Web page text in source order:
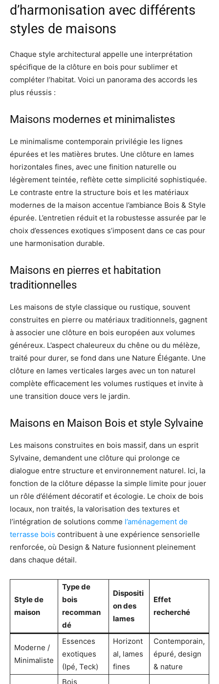
d’harmonisation avec différents
styles de maisons
Chaque style architectural appelle une interprétation
spécifique de la clôture en bois pour sublimer et
compléter l’habitat. Voici un panorama des accords les
plus réussis :
Maisons modernes et minimalistes
Le minimalisme contemporain privilégie les lignes
épurées et les matières brutes. Une clôture en lames
horizontales fines, avec une finition naturelle ou
légèrement teintée, reflète cette simplicité sophistiquée.
Le contraste entre la structure bois et les matériaux
modernes de la maison accentue l’ambiance Bois & Style
épurée. L’entretien réduit et la robustesse assurée par le
choix d’essences exotiques s’imposent dans ce cas pour
une harmonisation durable.
Maisons en pierres et habitation
traditionnelles
Les maisons de style classique ou rustique, souvent
construites en pierre ou matériaux traditionnels, gagnent
à associer une clôture en bois européen aux volumes
généreux. L’aspect chaleureux du chêne ou du mélèze,
traité pour durer, se fond dans une Nature Élégante. Une
clôture en lames verticales larges avec un ton naturel
complète efficacement les volumes rustiques et invite à
une transition douce vers le jardin.
Maisons en Maison Bois et style Sylvaine
Les maisons construites en bois massif, dans un esprit
Sylvaine, demandent une clôture qui prolonge ce
dialogue entre structure et environnement naturel. Ici, la
fonction de la clôture dépasse la simple limite pour jouer
un rôle d’élément décoratif et écologie. Le choix de bois
locaux, non traités, la valorisation des textures et
l’intégration de solutions comme l’aménagement de
terrasse bois contribuent à une expérience sensorielle
renforcée, où Design & Nature fusionnent pleinement
dans chaque détail.
Style de
maison
Type de
bois
recomman
dé
Dispositi
on des
lames
Effet
recherché
Moderne /
Minimaliste
Essences
exotiques
(Ipé, Teck)
Horizont
al, lames
fines
Contemporain,
épuré, design
& nature
Bois